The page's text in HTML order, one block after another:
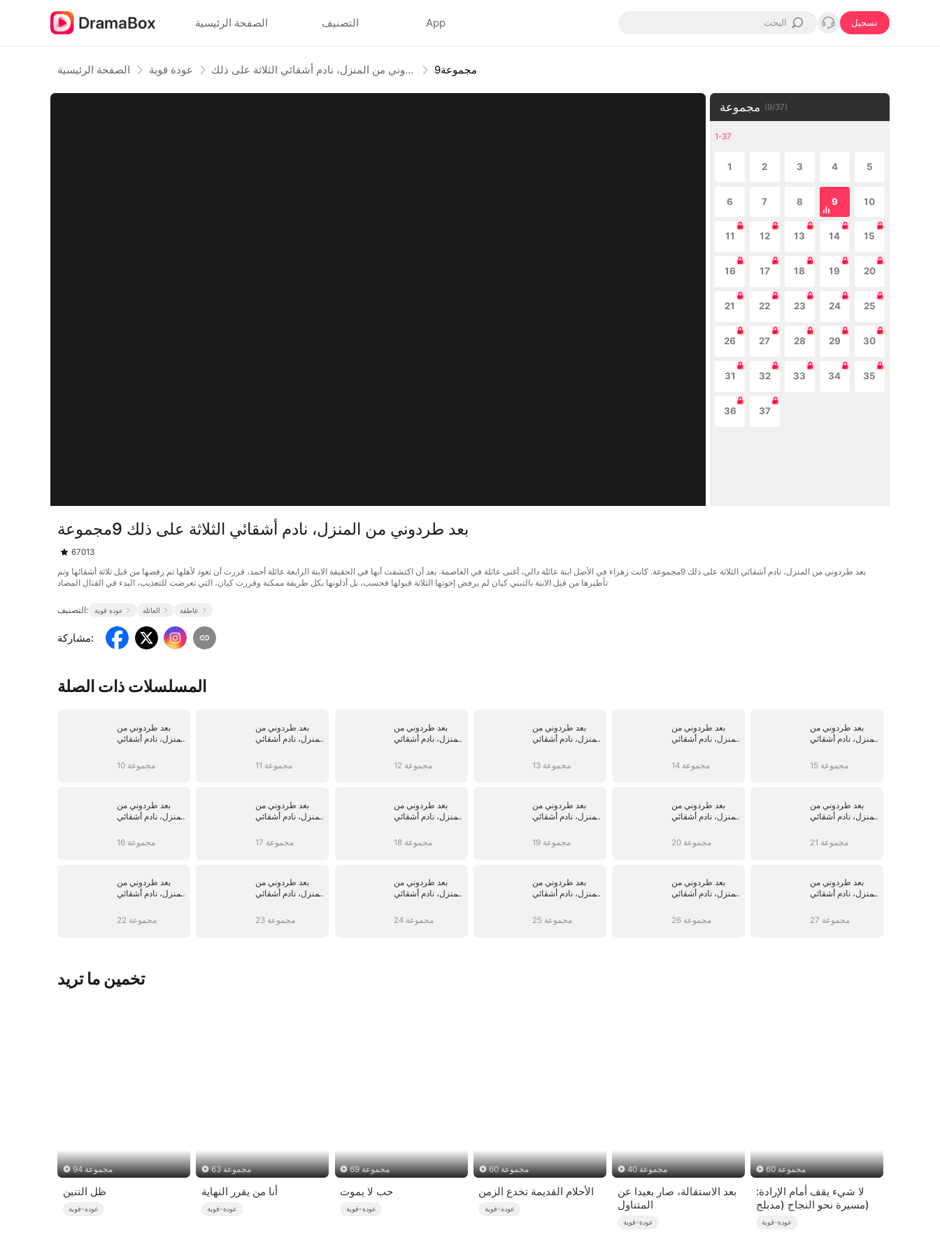
الصفحة الرئيسية التصنيف App تسجيل
الصفحة الرئيسية عودة قوية بعد طردوني من المنزل، نادم أشقائي الثلاثة على ذلك 9مجموعة
مجموعة (9/37)
1-37
1 2 3 4 5
6 7 8 9 10
11 12 13 14 15
16 17 18 19 20
21 22 23 24 25
26 27 28 29 30
31 32 33 34 35
36 37
بعد طردوني من المنزل، نادم أشقائي الثلاثة على ذلك 9مجموعة
67013
بعد طردوني من المنزل، نادم أشقائي الثلاثة على ذلك 9مجموعة. كانت زهراء في الأصل ابنة عائلة دالي، أغنى عائلة في العاصمة. بعد أن اكتشفت أنها في الحقيقة الابنة الرابعة عائلة أحمد، قررت أن تعود لأهلها تم رفضها من قبل ثلاثة أشقائها وتم
تأطيرها من قبل الابنة بالتبني كيان لم يرفض إخوتها الثلاثة قبولها فحسب، بل أذلونها بكل طريقة ممكنة وقررت كيان، التي تعرضت للتعذيب، البدء في القتال المضاد
التصنيف: عودة قوية العائلة عاطفة
مشاركة:
المسلسلات ذات الصلة
بعد طردوني من
المنزل، نادم أشقائي
10 مجموعة
بعد طردوني من
المنزل، نادم أشقائي
11 مجموعة
بعد طردوني من
المنزل، نادم أشقائي
12 مجموعة
بعد طردوني من
المنزل، نادم أشقائي
13 مجموعة
بعد طردوني من
المنزل، نادم أشقائي
14 مجموعة
بعد طردوني من
المنزل، نادم أشقائي
15 مجموعة
بعد طردوني من
المنزل، نادم أشقائي
16 مجموعة
بعد طردوني من
المنزل، نادم أشقائي
17 مجموعة
بعد طردوني من
المنزل، نادم أشقائي
18 مجموعة
بعد طردوني من
المنزل، نادم أشقائي
19 مجموعة
بعد طردوني من
المنزل، نادم أشقائي
20 مجموعة
بعد طردوني من
المنزل، نادم أشقائي
21 مجموعة
بعد طردوني من
المنزل، نادم أشقائي
22 مجموعة
بعد طردوني من
المنزل، نادم أشقائي
23 مجموعة
بعد طردوني من
المنزل، نادم أشقائي
24 مجموعة
بعد طردوني من
المنزل، نادم أشقائي
25 مجموعة
بعد طردوني من
المنزل، نادم أشقائي
26 مجموعة
بعد طردوني من
المنزل، نادم أشقائي
27 مجموعة
تخمين ما تريد
94 مجموعة
ظل التنين
عودة-قوية
63 مجموعة
أنا من يقرر النهاية
عودة-قوية
69 مجموعة
حب لا يموت
عودة-قوية
60 مجموعة
الأحلام القديمة تخدع الزمن
عودة-قوية
40 مجموعة
بعد الاستقالة، صار بعيدا عن
المتناول
عودة-قوية
60 مجموعة
لا شيء يقف أمام الإرادة:
مسيرة نحو النجاح (مدبلج)
عودة-قوية